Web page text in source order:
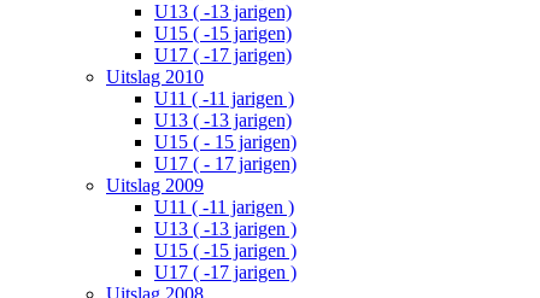
U13 ( -13 jarigen)
U15 ( -15 jarigen)
U17 ( -17 jarigen)
Uitslag 2010
U11 ( -11 jarigen )
U13 ( -13 jarigen)
U15 ( - 15 jarigen)
U17 ( - 17 jarigen)
Uitslag 2009
U11 ( -11 jarigen )
U13 ( -13 jarigen )
U15 ( -15 jarigen )
U17 ( -17 jarigen )
Uitslag 2008